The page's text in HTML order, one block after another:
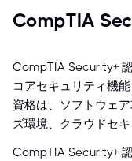
CompTIA
CompTIA Security+
コアセキュリティ機
資格は、ソフトウェ
ズ環境、クラウドセ
CompTIA Security+